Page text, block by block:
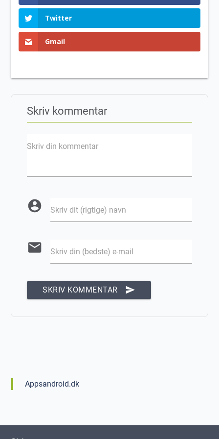
Twitter
Gmail
Skriv kommentar
Skriv din kommentar
account_circle Skriv dit (rigtige) navn
email Skriv din (bedste) e-mail
SKRIV KOMMENTAR send
Appsandroid.dk